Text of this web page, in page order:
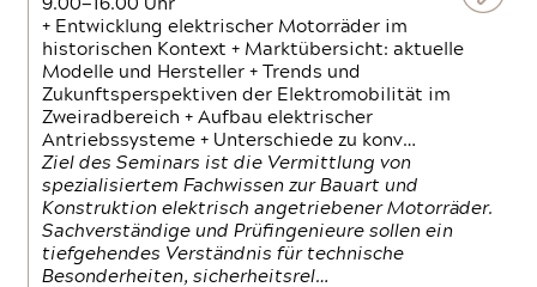
9.00—16.00 Uhr
+ Entwicklung elektrischer Motorräder im
historischen Kontext + Marktübersicht: aktuelle
Modelle und Hersteller + Trends und
Zukunftsperspektiven der Elektromobilität im
Zweiradbereich + Aufbau elektrischer
Antriebssysteme + Unterschiede zu konv…
Ziel des Seminars ist die Vermittlung von
spezialisiertem Fachwissen zur Bauart und
Konstruktion elektrisch angetriebener Motorräder.
Sachverständige und Prüfingenieure sollen ein
tiefgehendes Verständnis für technische
Besonderheiten, sicherheitsrel…